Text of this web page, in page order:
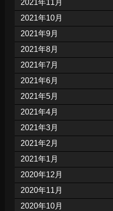
2021年11月
2021年10月
2021年9月
2021年8月
2021年7月
2021年6月
2021年5月
2021年4月
2021年3月
2021年2月
2021年1月
2020年12月
2020年11月
2020年10月